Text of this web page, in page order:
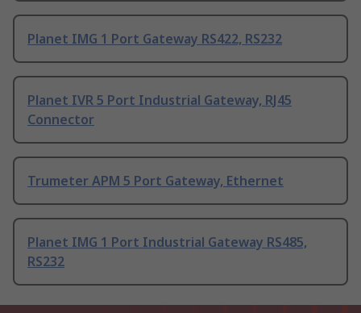
Planet IMG 1 Port Gateway RS422, RS232
Planet IVR 5 Port Industrial Gateway, RJ45
Connector
Trumeter APM 5 Port Gateway, Ethernet
Planet IMG 1 Port Industrial Gateway RS485,
RS232